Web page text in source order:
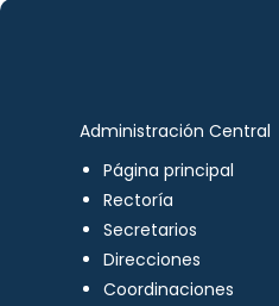
Administración Central
Página principal
Rectoría
Secretarios
Direcciones
Coordinaciones